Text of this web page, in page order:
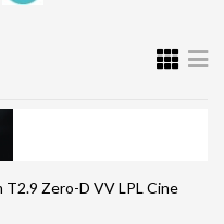
Zero-D VV LPL Cine